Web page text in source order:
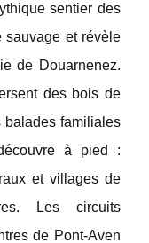
sentier des
sauvage et révèle
de Douarnenez.
des bois de
balades familiales
à pied :
et villages de
Les circuits
de Pont-Aven